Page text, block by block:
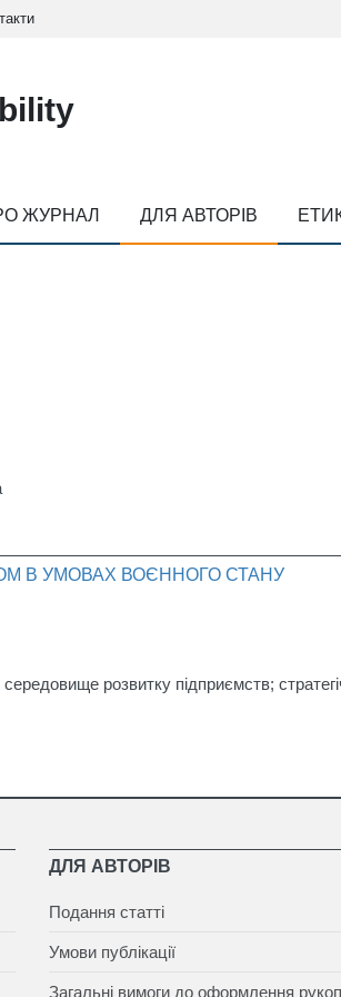
ЖУРНАЛ ДЛЯ АВТОРІВ
В УМОВАХ ВОЄННОГО СТАНУ
середовище розвитку підприємств;
ДЛЯ АВТОРІВ
Подання статті
Умови публікації
Загальні вимоги до оформлення